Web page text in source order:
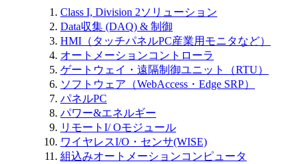
Class I, Division 2ソリューション
Data収集 (DAQ) & 制御
HMI（タッチパネルPC産業用モニタなど）
オートメーションコントローラ
ゲートウェイ・遠隔制御ユニット（RTU）
ソフトウェア（WebAccess・Edge SRP）
パネルPC
パワー&エネルギー
リモートI/ Oモジュール
ワイヤレスI/O・センサ(WISE)
組込みオートメーションコンピュータ